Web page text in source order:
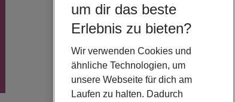
um dir das beste
Erlebnis zu bieten?
Wir verwenden Cookies und
ähnliche Technologien, um
unsere Webseite für dich am
Laufen zu halten. Dadurch